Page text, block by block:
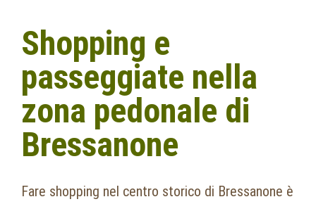
Shopping e
passeggiate nella
zona pedonale di
Bressanone
Fare shopping nel centro storico di Bressanone è